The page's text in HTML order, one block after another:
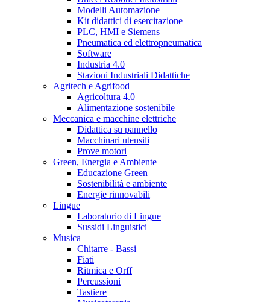
Modelli Automazione
Kit didattici di esercitazione
PLC, HMI e Siemens
Pneumatica ed elettropneumatica
Software
Industria 4.0
Stazioni Industriali Didattiche
Agritech e Agrifood
Agricoltura 4.0
Alimentazione sostenibile
Meccanica e macchine elettriche
Didattica su pannello
Macchinari utensili
Prove motori
Green, Energia e Ambiente
Educazione Green
Sostenibilità e ambiente
Energie rinnovabili
Lingue
Laboratorio di Lingue
Sussidi Linguistici
Musica
Chitarre - Bassi
Fiati
Ritmica e Orff
Percussioni
Tastiere